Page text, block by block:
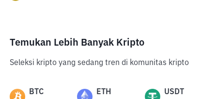
Temukan Lebih Banyak Kripto
Seleksi kripto yang sedang tren di komunitas kripto
BTC ETH USDT